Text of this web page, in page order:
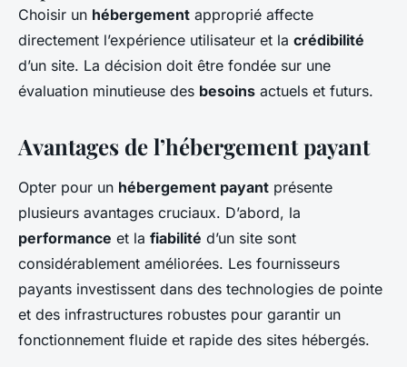
Choisir un hébergement approprié affecte
directement l’expérience utilisateur et la crédibilité
d’un site. La décision doit être fondée sur une
évaluation minutieuse des besoins actuels et futurs.
Avantages de l’hébergement payant
Opter pour un hébergement payant présente
plusieurs avantages cruciaux. D’abord, la
performance et la fiabilité d’un site sont
considérablement améliorées. Les fournisseurs
payants investissent dans des technologies de pointe
et des infrastructures robustes pour garantir un
fonctionnement fluide et rapide des sites hébergés.